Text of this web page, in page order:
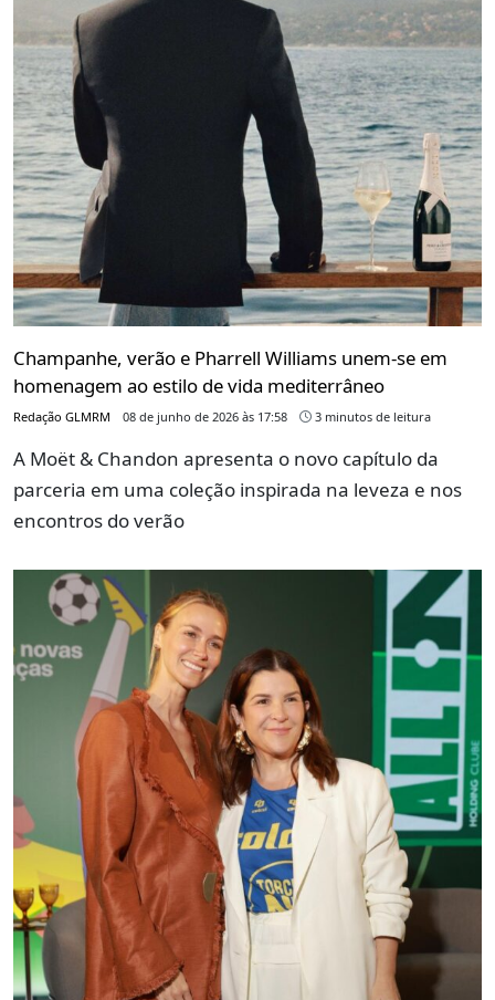
Champanhe, verão e Pharrell Williams unem-se em
homenagem ao estilo de vida mediterrâneo
Redação GLMRM 08 de junho de 2026 às 17:58 3 minutos de leitura
A Moët & Chandon apresenta o novo capítulo da
parceria em uma coleção inspirada na leveza e nos
encontros do verão